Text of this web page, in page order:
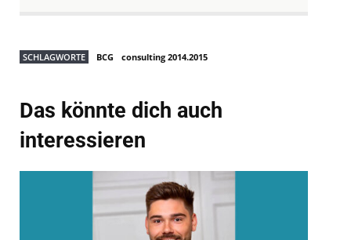
SCHLAGWORTE BCG consulting 2014.2015
Das könnte dich auch
interessieren